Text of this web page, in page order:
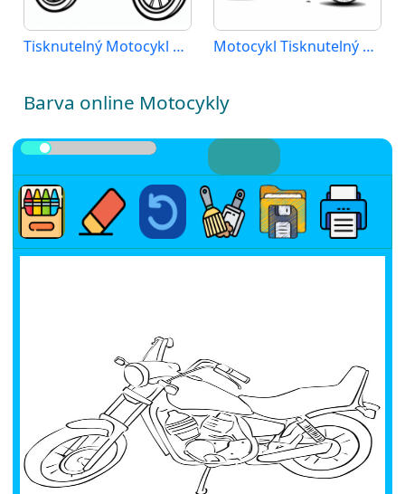
Tisknutelný Motocykl Obrázek Motocykl Tisknutelný Zdarma
Barva online Motocykly